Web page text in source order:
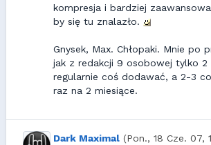
kompresja i bardziej
by się tu znalazło.
Gnysek, Max. Chłopaki. Mnie po
jak z redakcji 9 osobowej tylko 2
regularnie coś dodawać, a 2-3
raz na 2 miesiące.
Dark Maximal (Pon., 18 Cze. 07,